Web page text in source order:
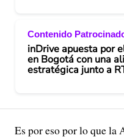
Contenido
inDrive apuesta por
en Bogotá con una
estratégica junto a
Es por eso por lo que la